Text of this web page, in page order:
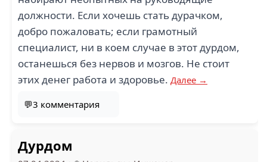
должности. Если хочешь стать дурачком,
добро пожаловать; если грамотный
специалист, ни в коем случае в этот дурдом,
останешься без нервов и мозгов. Не стоит
этих денег работа и здоровье. Далее →
💬3 комментария
Дурдом